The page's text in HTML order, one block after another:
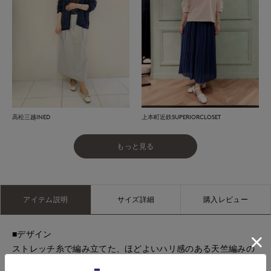
高松三越INED 上本町近鉄SUPERIORCLOSET
もっと見る
アイテム説明 サイズ詳細 購入レビュー
■デザイン
ストレッチ糸で編み立てた、ほどよいハリ感のある天竺編みの